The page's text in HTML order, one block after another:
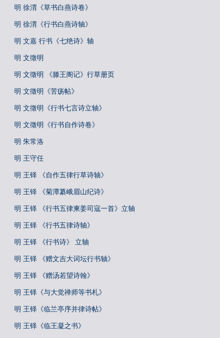
明 徐渭《草书白燕诗卷》
明 徐渭《行书白燕诗轴》
明 文嘉 行书《七绝诗》轴
明 文徵明
明 文徵明 《滕王阁记》行草册页
明 文徵明《苦疡帖》
明 文徵明《行书七言诗立轴》
明 文徵明《行书自作诗卷》
明 朱常洛
明 王守任
明 王铎 《自作五律行草诗轴》
明 王铎 《菊潭纂峨眉山纪诗》
明 王铎 《行书五律柬姜司寇一首》立轴
明 王铎 《行书五律诗轴》
明 王铎 《行书诗》 立轴
明 王铎 《赠文吉大词坛行书轴》
明 王铎 《赠汤若望诗翰》
明 王铎《与大觉禅师等书札》
明 王铎《临兰亭序并律诗帖》
明 王铎《临王凝之书》